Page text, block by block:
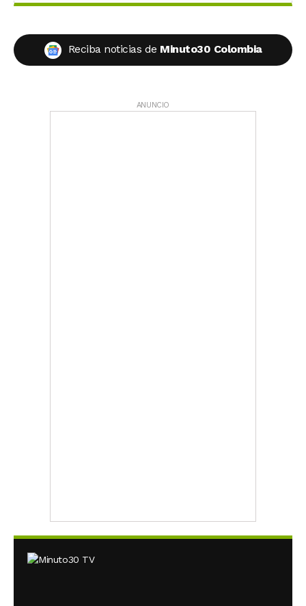
Reciba noticias de Minuto30 Colombia
ANUNCIO